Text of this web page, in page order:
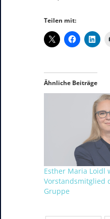
Teilen mit:
Ähnliche Beiträge
Esther Maria Loidl
Vorstandsmitglied
Gruppe